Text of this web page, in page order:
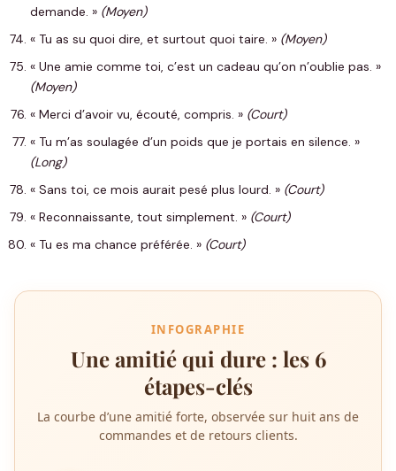
demande. » (Moyen)
« Tu as su quoi dire, et surtout quoi taire. » (Moyen)
« Une amie comme toi, c’est un cadeau qu’on n’oublie pas. »
(Moyen)
« Merci d’avoir vu, écouté, compris. » (Court)
« Tu m’as soulagée d’un poids que je portais en silence. »
(Long)
« Sans toi, ce mois aurait pesé plus lourd. » (Court)
« Reconnaissante, tout simplement. » (Court)
« Tu es ma chance préférée. » (Court)
INFOGRAPHIE
Une amitié qui dure : les 6
étapes-clés
La courbe d’une amitié forte, observée sur huit ans de
commandes et de retours clients.